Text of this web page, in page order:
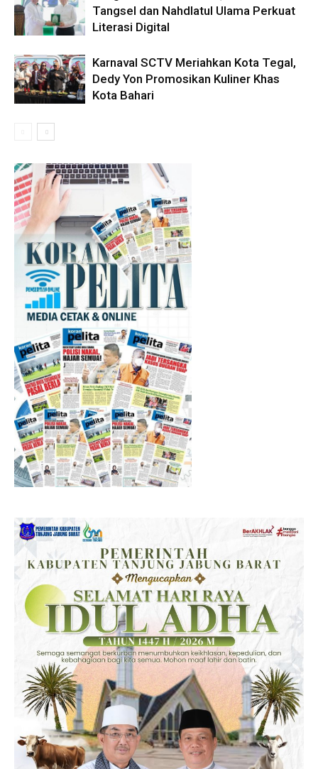
Tangsel dan Nahdlatul Ulama Perkuat
Literasi Digital
Karnaval SCTV Meriahkan Kota Tegal,
Dedy Yon Promosikan Kuliner Khas
Kota Bahari